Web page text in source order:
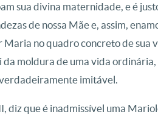
sua divina maternidade, e é
de nossa Mãe e, assim,
Maria no quadro concreto de sua
moldura de uma vida ordinária,
imitável.
diz que é inadmissível uma